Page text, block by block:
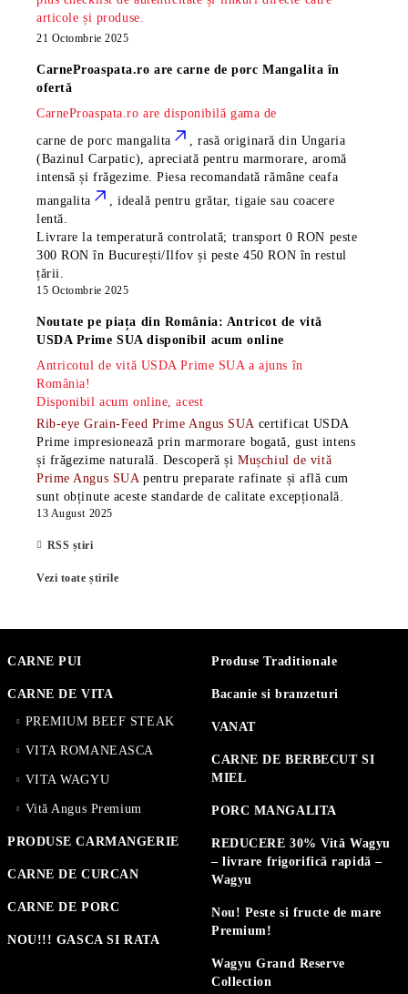
articole și produse.
21 Octombrie 2025
CarneProaspata.ro arecarne de porc Mangalita în
ofertă
CarneProaspata.ro are disponibilă gama de
carne de porc mangalita
, rasă originară din Ungaria
(Bazinul Carpatic), apreciată pentru marmorare, aromă
intensă și frăgezime. Piesa recomandată rămâneceafa
mangalita
, ideală pentru grătar, tigaie sau coacere
lentă.
Livrare la temperatură controlată; transport 0 RON peste
300 RON în București/Ilfov și peste 450 RON în restul
țării.
15 Octombrie 2025
Noutate pe piața din România: Antricot de vită
USDA Prime SUA disponibil acum online
Antricotul de vită USDA Prime SUA a ajuns în
România!
Disponibil acum online, acest
Rib-eye Grain-Feed Prime Angus SUA certificat USDA
Prime impresionează prin marmorare bogată, gust intens
și frăgezime naturală. Descoperă șiMușchiul de vită
Prime Angus SUA pentru preparate rafinate și află cum
sunt obținute aceste standarde de calitate excepțională.
13 August 2025
RSS știri
Vezi toate știrile
CARNE PUI
CARNE DE VITA
PREMIUM BEEF STEAK
VITA ROMANEASCA
VITA WAGYU
Vită Angus Premium
PRODUSE CARMANGERIE
CARNE DE CURCAN
CARNE DE PORC
NOU!!! GASCA SI RATA
Produse Traditionale
Bacanie si branzeturi
VANAT
CARNE DE BERBECUT SI
MIEL
PORC MANGALITA
REDUCERE 30% Vită Wagyu
– livrare frigorifică rapidă –
Wagyu
Nou! Peste si fructe de mare
Premium!
Wagyu Grand Reserve
Collection